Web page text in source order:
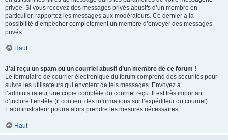
privée. Si vous recevez des messages privés abusifs d’un membre en
particulier, rapportez les messages aux modérateurs. Ce dernier a la
possibilité d’empêcher complètement un membre d’envoyer des messages
privés.
Haut
J’ai reçu un spam ou un courriel abusif d’un membre de ce forum !
Le formulaire de courrier électronique du forum comprend des sécurités pour
suivre les utilisateurs qui envoient de tels messages. Envoyez à
l’administrateur une copie complète du courriel reçu. Il est très important
d’inclure l’en-tête (il contient des informations sur l’expéditeur du courriel).
L’administrateur pourra alors prendre les mesures nécessaires.
Haut